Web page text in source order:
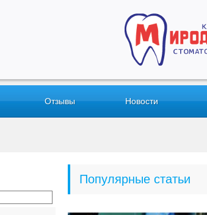
Отзывы Новости
Популярные статьи